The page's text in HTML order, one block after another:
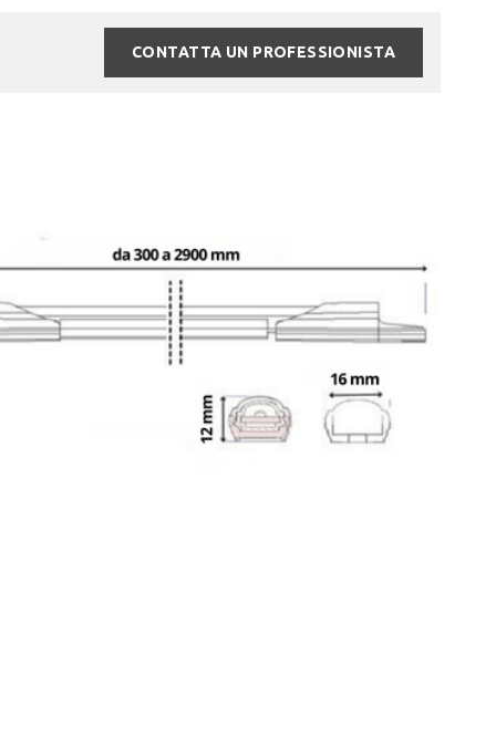
CONTATTA UN PROFESSIONISTA